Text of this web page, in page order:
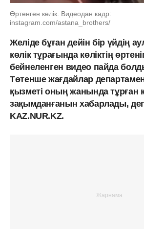
Өртенген көлік. Видеодан кадр:
instagram.com/astana_brothers/
Желіде бұған дейін бір үйдің
көлік тұрағында көліктің
бейнеленген видео пайда
Төтенше жағдайлар
қызметі оның жанында тұрған
зақымданғанын хабарлады,
KAZ.NUR.KZ.